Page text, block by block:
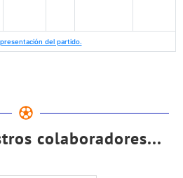
del partido.
colaboradores...